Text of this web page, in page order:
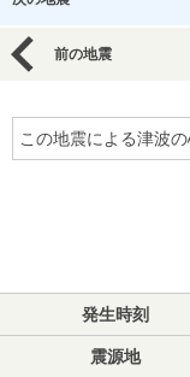
前の地震
この地震による津波の
発生時刻
震源地